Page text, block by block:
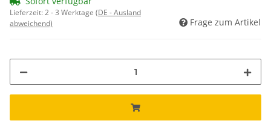
Lieferzeit:2 - 3 Werktage (DE - Ausland
abweichend)
Frage zum Artikel